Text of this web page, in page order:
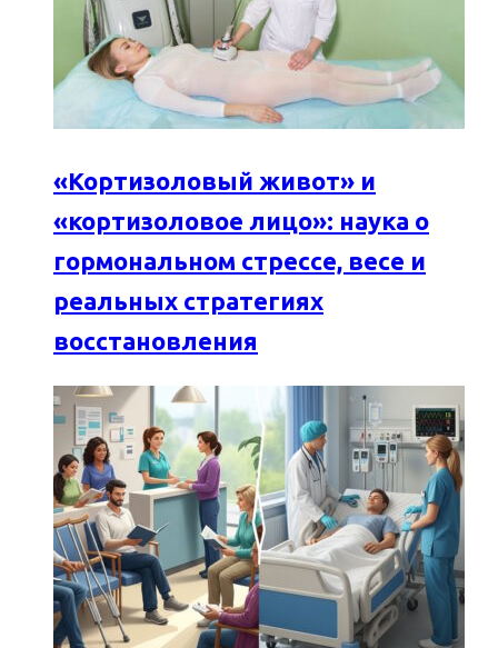
«Кортизоловый живот» и
«кортизоловое лицо»: наука о
гормональном стрессе, весе и
реальных стратегиях
восстановления